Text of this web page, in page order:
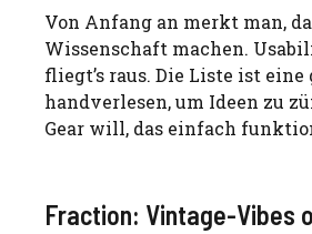
Von Anfang an merkt man,
Wissenschaft machen.
fliegt’s raus. Die Liste ist
handverlesen, um Ideen zu
Gear will, das einfach
Fraction: Vintage-Vibes